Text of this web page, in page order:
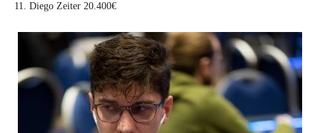
11. Diego Zeiter 20.400€